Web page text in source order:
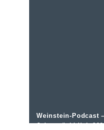
Weinstein-Podcast
Jahresrückblick